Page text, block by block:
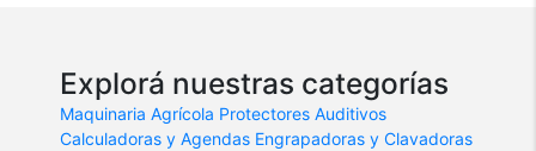
Explorá nuestras categorías
Maquinaria Agrícola Protectores Auditivos
Calculadoras y Agendas Engrapadoras y Clavadoras